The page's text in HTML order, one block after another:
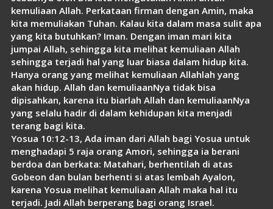
kemuliaan Allah. Perkataan firman dengan Amin, maka
kita memuliakan Tuhan. Kalau kita dalam masa sulit apa
yang kita butuhkan? Iman. Dengan iman mari kita
jumpai Allah, sehingga kita melihat kemuliaan Allah
sehingga terjadi hal yang luar biasa dalam hidup kita.
Hanya orang yang melihat kemuliaan Allahlah yang
akan hidup. Allah dan kemuliaanNya tidak bisa
dipisahkan, karena itu biarlah Allah dan kemuliaanNya
yang selalu hadir di dalam kehidupan kita menjadi
terang bagi kita.
Yosua 10:12-13, Ada iman dari Allah bagi Yosua untuk
menghadapi 5 raja orang Amori, sehingga ia berani
berdoa dan berkata: Matahari, berhentilah di atas
Gobeon dan bulan berhenti si atas lembah Ayalon,
karena Yosua melihat kemuliaan Allah maka hal itu
terjadi. Jadi Allah berperang bagi orang Israel.